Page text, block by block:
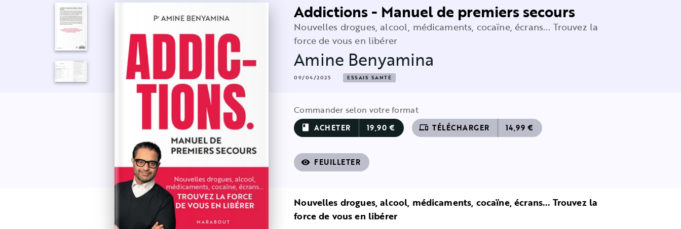
Addictions - Manuel de premiers secours
Nouvelles drogues, alcool, médicaments, cocaïne, écrans... Trouvez la
force de vous en libérer
Amine Benyamina
09/04/2025 ESSAIS SANTÉ
Commander selon votre format
book ACHETER 19,90 € devices TÉLÉCHARGER 14,99 €
visibility FEUILLETER
Nouvelles drogues, alcool, médicaments, cocaïne, écrans... Trouvez la
force de vous en libérer